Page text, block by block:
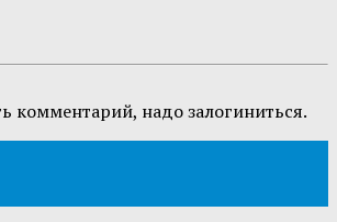
комментарий, надо залогиниться.